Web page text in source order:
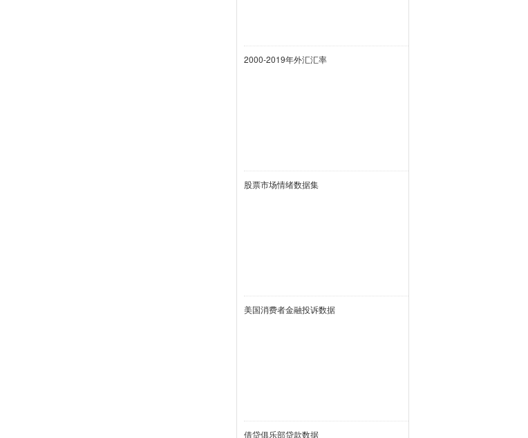
2000-2019年外汇汇率
股票市场情绪数据集
美国消费者金融投诉数据
借贷俱乐部贷款数据